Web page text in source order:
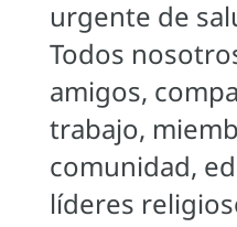
urgente de
Todos
amigos,
trabajo,
comunidad,
líderes